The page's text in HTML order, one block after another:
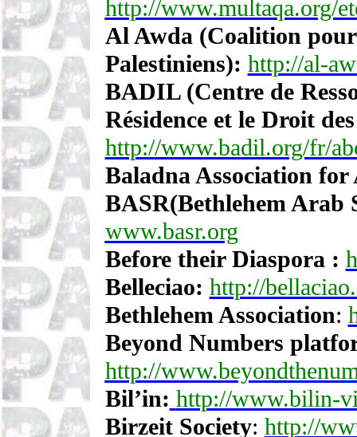
http://www.multaqa.org/
Al Awda (Coalition
Palestiniens): http://al-
BADIL (Centre de
Résidence et le Droit
http://www.badil.org/fr/
Baladna Association
BASR(Bethlehem Arab
www.basr.org
Before their Diaspora :
Belleciao: http://
Bethlehem Association:
Beyond Numbers
http://
Bil’in: http://www.bilin-
Birzeit Society: http://